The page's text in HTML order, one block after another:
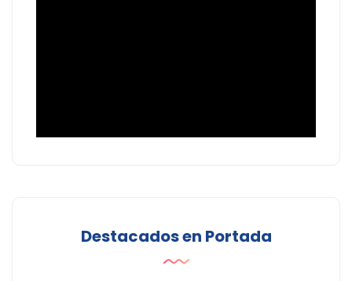
Destacados en Portada